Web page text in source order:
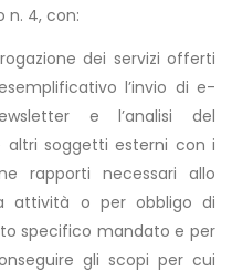
n. 4, con:
dei servizi offerti
l’invio di e-
e l’analisi del
altri soggetti esterni con i
rapporti necessari allo
attività o per obbligo di
specifico mandato e per
gli scopi per cui